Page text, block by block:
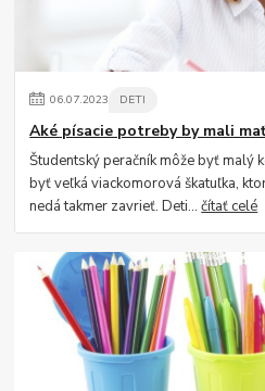
06.07.2023 DETI
Aké písacie potreby by mali
Študentský peračník môže byť malý
byť veľká viackomorová škatuľka,
nedá takmer zavrieť. Deti...čítať celé